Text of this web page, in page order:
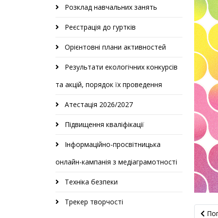
Розклад навчальних занять
Реєстрація до гуртків
Орієнтовні плани активностей
Результати екологічних конкурсів
та акцій, порядок їх проведення
Атестація 2026/2027
Підвищення кваліфікації
Інформаційно-просвітницька
онлайн-кампанія з медіаграмотності
Техніка безпеки
Трекер творчості